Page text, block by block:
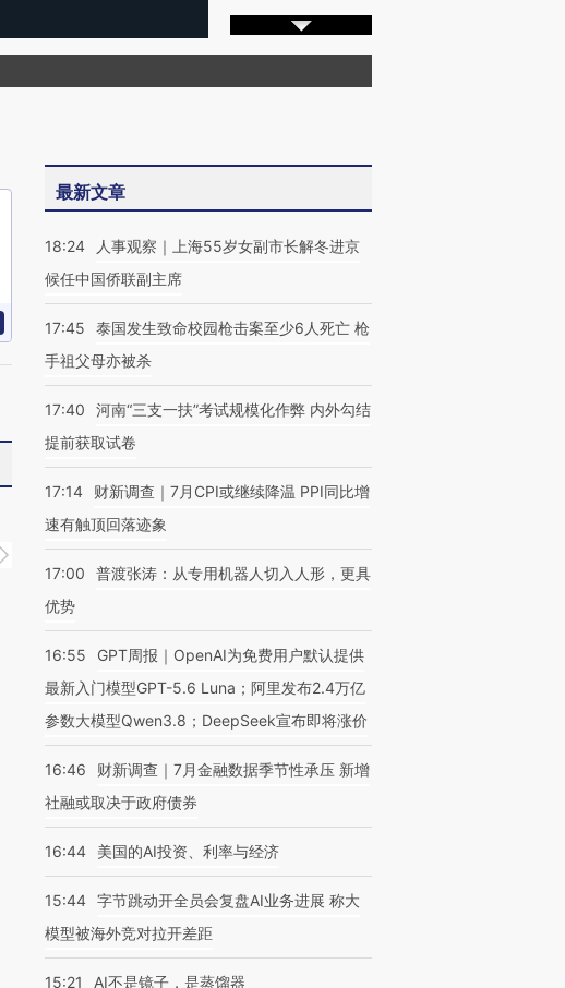
马航飞行员跨国走私7万
粒摇头丸 尿检体内含3种
视线｜被称为“蟑螂”的印
度Z世代 用街头抗争将教
视线｜“入侵”还是“人道危
机”？难民潮撕裂西班牙
最新文章
18:24
人事观察｜上海55岁女副市长解冬进京
候任中国侨联副主席
17:45
泰国发生致命校园枪击案至少6人死亡 枪
手祖父母亦被杀
17:40
河南“三支一扶”考试规模化作弊 内外勾结
提前获取试卷
17:14
财新调查｜7月CPI或继续降温 PPI同比增
速有触顶回落迹象
17:00
普渡张涛：从专用机器人切入人形，更具
优势
16:55
GPT周报｜OpenAI为免费用户默认提供
最新入门模型GPT-5.6 Luna；阿里发布2.4万亿
参数大模型Qwen3.8；DeepSeek宣布即将涨价
16:46
财新调查｜7月金融数据季节性承压 新增
社融或取决于政府债券
16:44 美国的AI投资、利率与经济
15:44 字节跳动开全员会复盘AI业务进展 称大
模型被海外竞对拉开差距
15:21 AI不是镜子，是蒸馏器